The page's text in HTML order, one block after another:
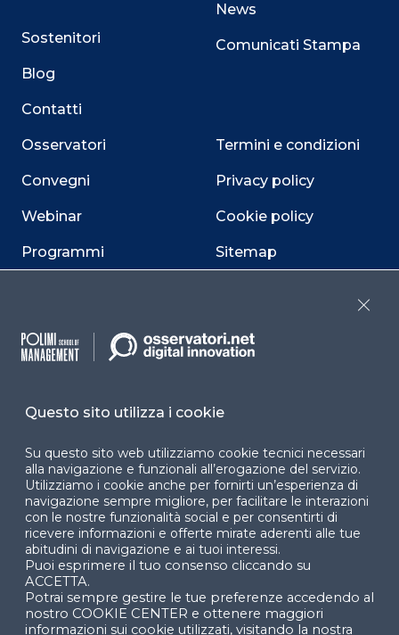
Sostenitori
Blog
Contatti
Osservatori
Convegni
Webinar
Programmi
News
Comunicati Stampa
Termini e condizioni
Privacy policy
Cookie policy
Sitemap
Cookie Center
YouTube X
Questo sito utilizza i cookie
Su questo sito web utilizziamo cookie tecnici necessari
alla navigazione e funzionali all’erogazione del servizio.
Utilizziamo i cookie anche per fornirti un’esperienza di
navigazione sempre migliore, per facilitare le interazioni
con le nostre funzionalità social e per consentirti di
ricevere informazioni e offerte mirate aderenti alle tue
abitudini di navigazione e ai tuoi interessi.
Puoi esprimere il tuo consenso cliccando su
ACCETTA.
Potrai sempre gestire le tue preferenze accedendo al
nostro COOKIE CENTER e ottenere maggiori
informazioni sui cookie utilizzati, visitando la nostra